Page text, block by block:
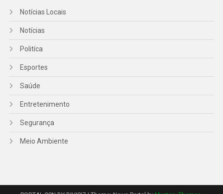
Notícias Locais
Notícias
Politíca
Esportes
Saúde
Entretenimento
Segurança
Meio Ambiente